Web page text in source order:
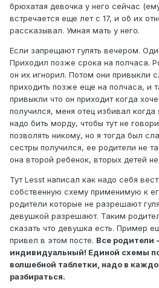
брюхатая девочка у него сейчас
встречается еще лет с 17, и об их
рассказывал. Умная мать у него.
Если запрещают гулять вечером.
Приходил позже срока на полчаса.
он их игнорил. Потом они привыкли
приходить позже еще на полчаса, и
привыкли что он приходит когда
получился, меня отец избивал
надо бить морду, чтобы тут не
позволять никому, но я тогда был
сестры получился, ее родители не
она второй ребенок, вторых детей
Тут Lesst написал как надо себя
собственную схему применимую к
родители которые не разрешают
девушкой разрешают. Таким
сказать что девушка есть. Пример
привел в этом посте. Все родители
индивидуальный! Единой схемы
волшебной таблетки, надо в
разбираться.